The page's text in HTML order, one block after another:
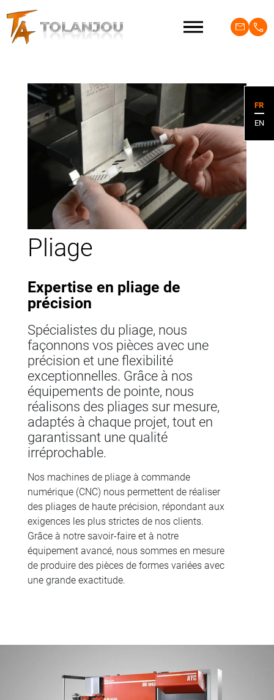
Pliage
Expertise en pliage de
précision
Spécialistes du pliage, nous
façonnons vos pièces avec une
précision et une flexibilité
exceptionnelles. Grâce à nos
équipements de pointe, nous
réalisons des pliages sur mesure,
adaptés à chaque projet, tout en
garantissant une qualité
irréprochable.
Nos machines de pliage à commande
numérique (CNC) nous permettent de réaliser
des pliages de haute précision, répondant aux
exigences les plus strictes de nos clients.
Grâce à notre savoir-faire et à notre
équipement avancé, nous sommes en mesure
de produire des pièces de formes variées avec
une grande exactitude.
FR
EN